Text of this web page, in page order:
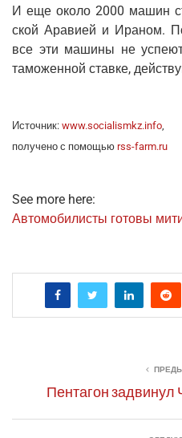
И еще око­ло 2000 машин
ской Ара­ви­ей и Ира­ном.
все эти маши­ны не
тамо­жен­ной став­ке,
Источ­ник: www.socialismkz.info,
полу­че­но с помо­щью rss-farm.ru
See more here:
Авто­мо­би­ли­сты гото­вы
Пентагон задвинул